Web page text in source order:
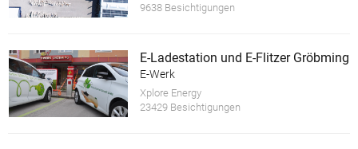
9638 Besichtigungen
E-Ladestation und E-Flitzer Gröbming
E-Werk
Xplore Energy
23429 Besichtigungen